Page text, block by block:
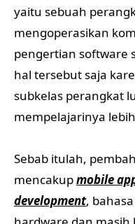
yaitu sebuah
mengoperasikan
pengertian software
hal tersebut saja
subkelas perangkat
mempelajarinya
Sebab itulah,
mencakupmobile
development,